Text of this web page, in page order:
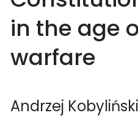
in the age
warfare
Andrzej Kobyliński